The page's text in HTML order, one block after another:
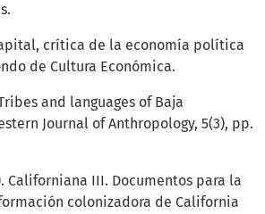
crítica de la economía política
de Cultura Económica.
and languages of Baja
Journal of Anthropology, 5(3), pp.
Californiana III. Documentos para la
colonizadora de California